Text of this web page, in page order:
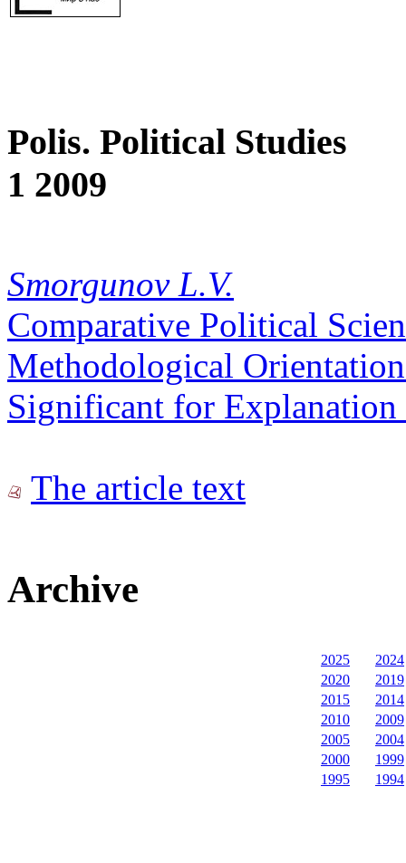
Polis. Political Studies
1 2009
Smorgunov L.V.
Comparative Political
Methodological
Significant for
The article text
Archive
2025
2024
2020
2019
2015
2014
2010
2009
2005
2004
2000
1999
1995
1994